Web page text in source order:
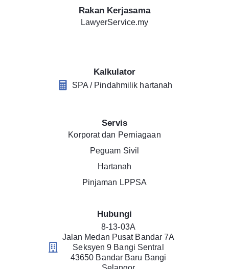
Rakan Kerjasama
LawyerService.my
Kalkulator
SPA / Pindahmilik hartanah
Servis
Korporat dan Perniagaan
Peguam Sivil
Hartanah
Pinjaman LPPSA
Hubungi
8-13-03A
Jalan Medan Pusat Bandar 7A
Seksyen 9 Bangi Sentral
43650 Bandar Baru Bangi